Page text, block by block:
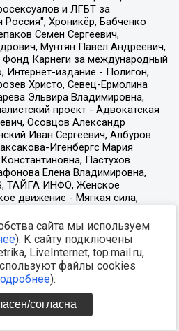
сайта мы используем
). К сайту подключены
LiveInternet, top.mail.ru,
файлы cookies
).
согласна